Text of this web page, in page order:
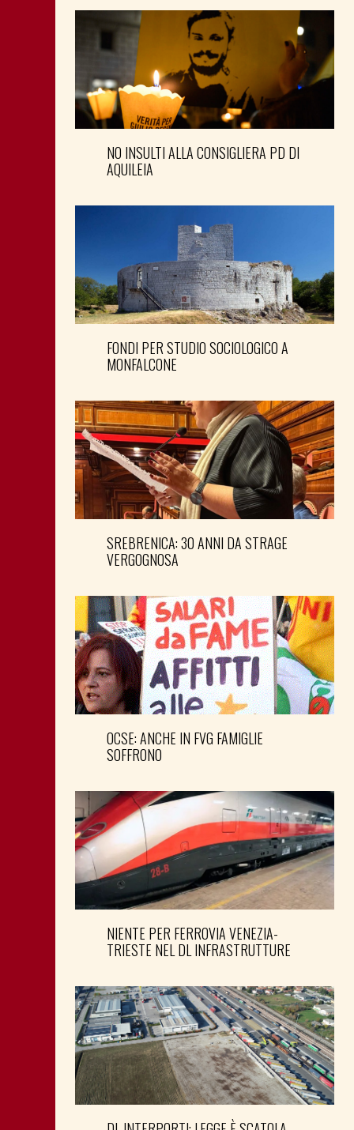
NO INSULTI ALLA CONSIGLIERA PD DI
AQUILEIA
FONDI PER STUDIO SOCIOLOGICO A
MONFALCONE
SREBRENICA: 30 ANNI DA STRAGE
VERGOGNOSA
OCSE: ANCHE IN FVG FAMIGLIE
SOFFRONO
NIENTE PER FERROVIA VENEZIA-
TRIESTE NEL DL INFRASTRUTTURE